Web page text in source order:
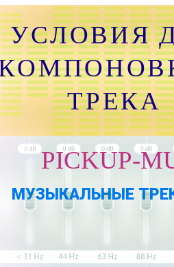
УСЛОВИЯ
ТРЕКА
PICKUP-
МУЗЫКАЛЬНЫЕ